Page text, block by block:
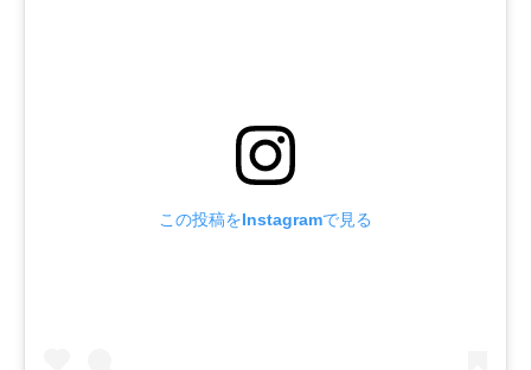
この投稿をInstagramで見る